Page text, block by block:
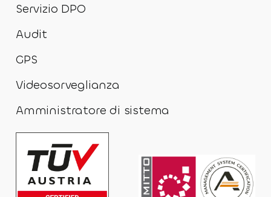
Servizio DPO
Audit
GPS
Videosorveglianza
Amministratore di sistema